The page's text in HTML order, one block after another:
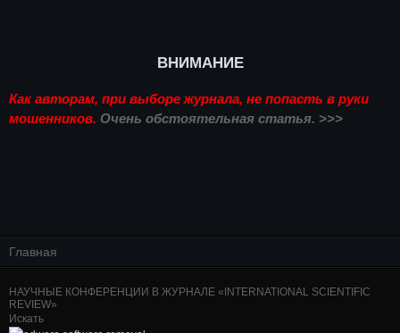
ВНИМАНИЕ
Как авторам, при выборе журнала, не попасть в руки
мошенников. Очень обстоятельная статья. >>>
Главная
НАУЧНЫЕ КОНФЕРЕНЦИИ В ЖУРНАЛЕ «INTERNATIONAL SCIENTIFIC
REVIEW»
Искать